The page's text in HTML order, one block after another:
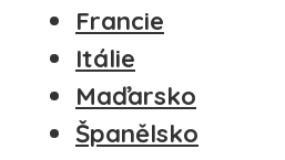
Francie
Itálie
Maďarsko
Španělsko